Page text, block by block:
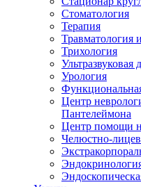
Стоматология
Терапия
Травматология
Трихология
Ультразвуковая
Урология
Центр
Пантелеймона
Центр помощи
Челюстно-